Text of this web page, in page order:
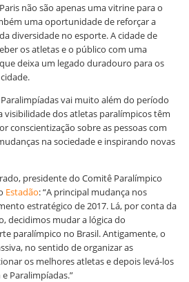
não são apenas uma vitrine para o
uma oportunidade de reforçar a
diversidade no esporte. A cidade de
os atletas e o público com uma
deixa um legado duradouro para os
vai muito além do período
visibilidade dos atletas paralímpicos têm
conscientização sobre as pessoas com
na sociedade e inspirando novas
presidente do Comitê Paralímpico
Estadão: “A principal mudança nos
estratégico de 2017. Lá, por conta da
decidimos mudar a lógica do
paralímpico no Brasil. Antigamente, o
no sentido de organizar as
os melhores atletas e depois levá-los
Paralimpíadas.”